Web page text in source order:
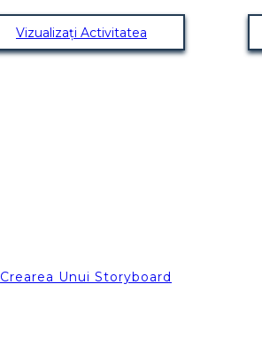
Vizualizați Activitatea
Crearea Unui Storyboard